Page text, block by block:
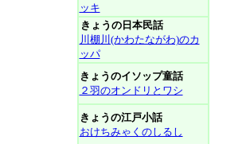
ッキ
きょうの日本民話
川棚川(かわたながわ)のカ
ッパ
きょうのイソップ童話
２羽のオンドリとワシ
きょうの江戸小話
おけちみゃくのしるし